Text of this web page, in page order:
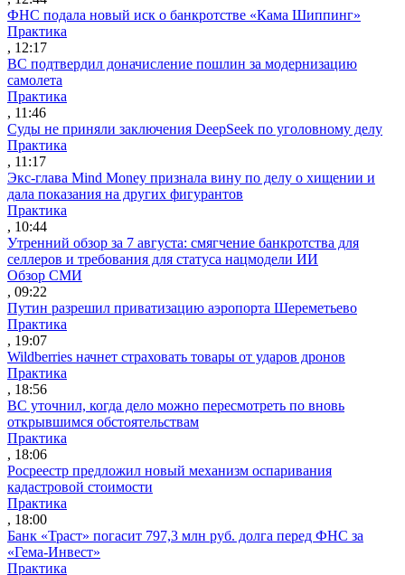
ФНС подала новый иск о банкротстве «Кама Шиппинг»
Практика
, 12:17
ВС подтвердил доначисление пошлин за модернизацию
самолета
Практика
, 11:46
Суды не приняли заключения DeepSeek по уголовному делу
Практика
, 11:17
Экс-глава Mind Money признала вину по делу о хищении и
дала показания на других фигурантов
Практика
, 10:44
Утренний обзор за 7 августа: смягчение банкротства для
селлеров и требования для статуса нацмодели ИИ
Обзор СМИ
, 09:22
Путин разрешил приватизацию аэропорта Шереметьево
Практика
, 19:07
Wildberries начнет страховать товары от ударов дронов
Практика
, 18:56
ВС уточнил, когда дело можно пересмотреть по вновь
открывшимся обстоятельствам
Практика
, 18:06
Росреестр предложил новый механизм оспаривания
кадастровой стоимости
Практика
, 18:00
Банк «Траст» погасит 797,3 млн руб. долга перед ФНС за
«Гема-Инвест»
Практика